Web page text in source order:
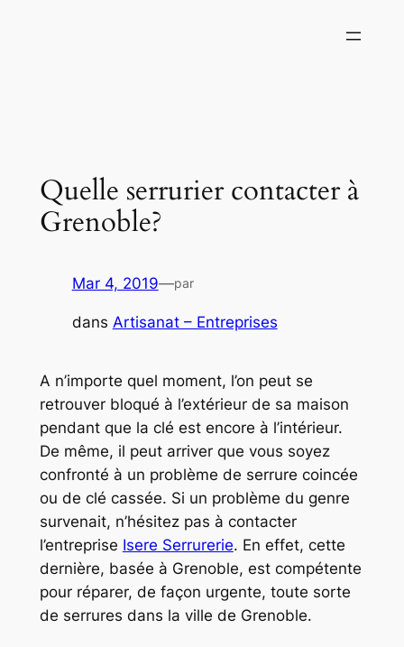
Quelle serrurier contacter à
Grenoble?
Mar 4, 2019—par
dans Artisanat – Entreprises
A n’importe quel moment, l’on peut se
retrouver bloqué à l’extérieur de sa maison
pendant que la clé est encore à l’intérieur.
De même, il peut arriver que vous soyez
confronté à un problème de serrure coincée
ou de clé cassée. Si un problème du genre
survenait, n’hésitez pas à contacter
l’entreprise Isere Serrurerie. En effet, cette
dernière, basée à Grenoble, est compétente
pour réparer, de façon urgente, toute sorte
de serrures dans la ville de Grenoble.